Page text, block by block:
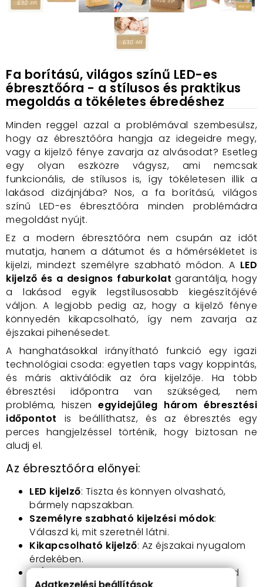
Fa borítású, világos színű LED-es
ébresztőóra - a stílusos és praktikus
megoldás a tökéletes ébredéshez
Minden reggel azzal a problémával szembesülsz,
hogy az ébresztőóra hangja az idegeidre megy,
vagy a kijelző fénye zavarja az alvásodat? Esetleg
egy olyan eszközre vágysz, ami nemcsak
funkcionális, de stílusos is, így tökéletesen illik a
lakásod dizájnjába? Nos, a fa borítású, világos
színű LED-es ébresztőóra minden problémádra
megoldást nyújt.
Ez a modern ébresztőóra nem csupán az időt
mutatja, hanem a dátumot és a hőmérsékletet is
kijelzi, mindezt személyre szabható módon. A LED
kijelző és a designos faburkolat garantálja, hogy
a lakásod egyik legstílusosabb kiegészítőjévé
váljon. A legjobb pedig az, hogy a kijelző fénye
könnyedén kikapcsolható, így nem zavarja az
éjszakai pihenésedet.
A hanghatásokkal irányítható funkció egy igazi
technológiai csoda: egyetlen taps vagy koppintás,
és máris aktiválódik az óra kijelzője. Ha több
ébresztési időpontra van szükséged, nem
probléma, hiszenegyidejűleg három ébresztési
időpontot is beállíthatsz, és az ébresztés egy
perces hangjelzéssel történik, hogy biztosan ne
aludj el.
Az ébresztőóra előnyei:
LED kijelző: Tiszta és könnyen olvasható,
bármely napszakban.
Személyre szabható kijelzési módok:
Válaszd ki, mit szeretnél látni.
Kikapcsolható kijelző: Az éjszakai nyugalom
érdekében.
12/24 órás időformátum: Válaszd a neked